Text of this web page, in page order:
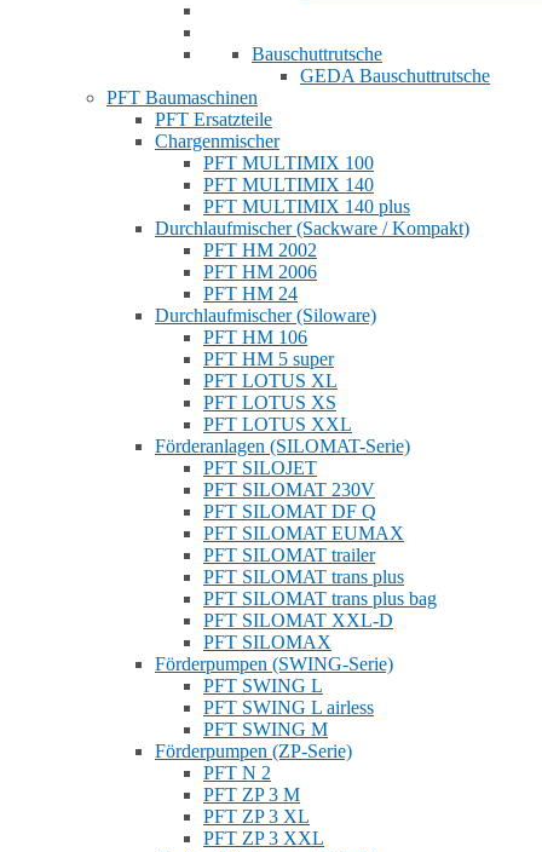
Bauschuttrutsche
GEDA Bauschuttrutsche
PFT Baumaschinen
PFT Ersatzteile
Chargenmischer
PFT MULTIMIX 100
PFT MULTIMIX 140
PFT MULTIMIX 140 plus
Durchlaufmischer (Sackware / Kompakt)
PFT HM 2002
PFT HM 2006
PFT HM 24
Durchlaufmischer (Siloware)
PFT HM 106
PFT HM 5 super
PFT LOTUS XL
PFT LOTUS XS
PFT LOTUS XXL
Förderanlagen (SILOMAT-Serie)
PFT SILOJET
PFT SILOMAT 230V
PFT SILOMAT DF Q
PFT SILOMAT EUMAX
PFT SILOMAT trailer
PFT SILOMAT trans plus
PFT SILOMAT trans plus bag
PFT SILOMAT XXL-D
PFT SILOMAX
Förderpumpen (SWING-Serie)
PFT SWING L
PFT SWING L airless
PFT SWING M
Förderpumpen (ZP-Serie)
PFT N 2
PFT ZP 3 M
PFT ZP 3 XL
PFT ZP 3 XXL